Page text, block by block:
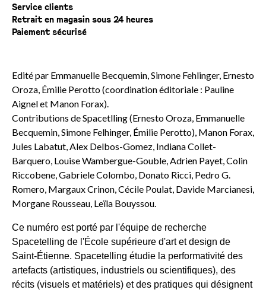
Service clients
Retrait en magasin sous 24 heures
Paiement sécurisé
Edité par Emmanuelle Becquemin, Simone Fehlinger, Ernesto
Oroza, Émilie Perotto (coordination éditoriale : Pauline
Aignel et Manon Forax).
Contributions de Spacetlling (Ernesto Oroza, Emmanuelle
Becquemin, Simone Felhinger, Émilie Perotto), Manon Forax,
Jules Labatut, Alex Delbos-Gomez, Indiana Collet-
Barquero, Louise Wambergue-Gouble, Adrien Payet, Colin
Riccobene, Gabriele Colombo, Donato Ricci, Pedro G.
Romero, Margaux Crinon, Cécile Poulat, Davide Marcianesi,
Morgane Rousseau, Leïla Bouyssou.
Ce numéro est porté par l'équipe de recherche
Spacetelling de l'École supérieure d'art et design de
Saint-Étienne. Spacetelling étudie la performativité des
artefacts (artistiques, industriels ou scientifiques), des
récits (visuels et matériels) et des pratiques qui désignent